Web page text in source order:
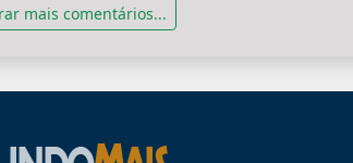
mais comentários...